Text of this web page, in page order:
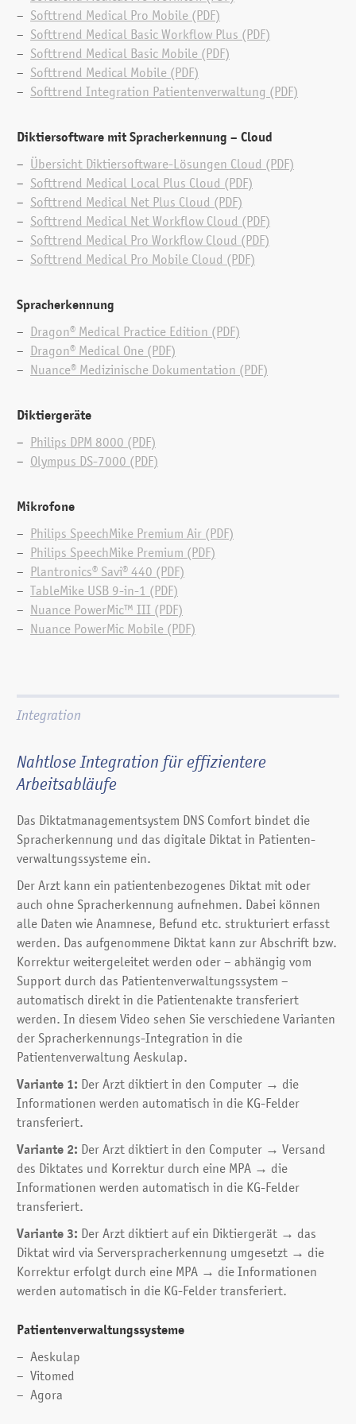
Diktat mit Spracherkennung an mehreren
Arbeitsplätzen im Netzwerk: Dragon® Medical Net Plus
Diktat mit Spracherkennung an mehreren
Dragon® Medical Net Workflow
Diktat via Diktiergerät, Umsetzung mit
Spracherkennung und Weiterverarbeitung im
Sekretariat. Diktat mit Spracherkennung an mehreren
Arbeitsplätzen und delegierter Korrektur:
Dragon® Medical Pro Workflow
Diktat ohne Spracherkennung, manuelle
Softtrend Medical Pro Mobile (PDF)
Softtrend Medical Basic Workflow Plus (PDF)
Softtrend Medical Basic Mobile (PDF)
Softtrend Medical Mobile (PDF)
Softtrend Integration Patientenverwaltung (PDF)
Diktiersoftware mit Sprach­erkennung – Cloud
Übersicht Diktiersoftware-Lösungen Cloud (PDF)
Softtrend Medical Local Plus Cloud (PDF)
Softtrend Medical Net Plus Cloud (PDF)
Softtrend Medical Net Workflow Cloud (PDF)
Softtrend Medical Pro Workflow Cloud (PDF)
Softtrend Medical Pro Mobile Cloud (PDF)
Spracherkennung
Dragon® Medical Practice Edition (PDF)
Dragon® Medical One (PDF)
Nuance® Medizinische Dokumentation (PDF)
Diktiergeräte
Philips DPM 8000 (PDF)
Olympus DS-7000 (PDF)
Mikrofone
Philips SpeechMike Premium Air (PDF)
Philips SpeechMike Premium (PDF)
Plantronics® Savi® 440 (PDF)
TableMike USB 9-in-1 (PDF)
Nuance PowerMic™ III (PDF)
Nuance PowerMic Mobile (PDF)
Integration
Nahtlose Integration für effizientere
Arbeitsabläufe
Das Diktatmanagementsystem DNS Comfort bindet die
Spracherkennung und das digitale Diktat in Patienten­
verwaltungssysteme ein.
Der Arzt kann ein patientenbezogenes Diktat mit oder
auch ohne Spracherkennung aufnehmen. Dabei können
alle Daten wie Anamnese, Befund etc. strukturiert erfasst
werden. Das aufgenommene Diktat kann zur Abschrift bzw.
Korrektur weitergeleitet werden oder – abhängig vom
Support durch das Patientenverwaltungssystem –
automatisch direkt in die Patientenakte transferiert
werden. In diesem Video sehen Sie verschiedene Varianten
der Sprach­erkennungs-Integration in die
Patientenverwaltung Aeskulap.
Variante 1: Der Arzt diktiert in den Computer → die
Informationen werden automatisch in die KG-Felder
transferiert.
Variante 2: Der Arzt diktiert in den Computer → Versand
des Diktates und Korrektur durch eine MPA → die
Informationen werden automatisch in die KG-Felder
transferiert.
Variante 3: Der Arzt diktiert auf ein Diktiergerät → das
Diktat wird via Serverspracherkennung umgesetzt → die
Korrektur erfolgt durch eine MPA → die Informationen
werden automatisch in die KG-Felder transferiert.
Patientenverwaltungssysteme
Aeskulap
Vitomed
Agora